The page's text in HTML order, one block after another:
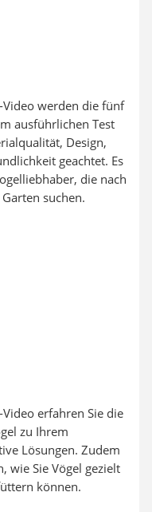
werden die fünf
ausführlichen Test
Design,
geachtet. Es
die nach
suchen.
erfahren Sie die
zu Ihrem
Lösungen. Zudem
wie Sie Vögel gezielt
können.